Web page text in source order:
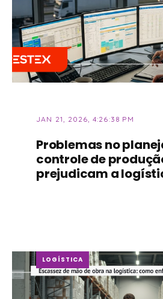
JAN 21, 2026, 4:26:38 PM
Problemas no
controle de
prejudicam a
LOGÍSTICA